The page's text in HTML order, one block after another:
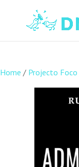
Home / Projecto Foco